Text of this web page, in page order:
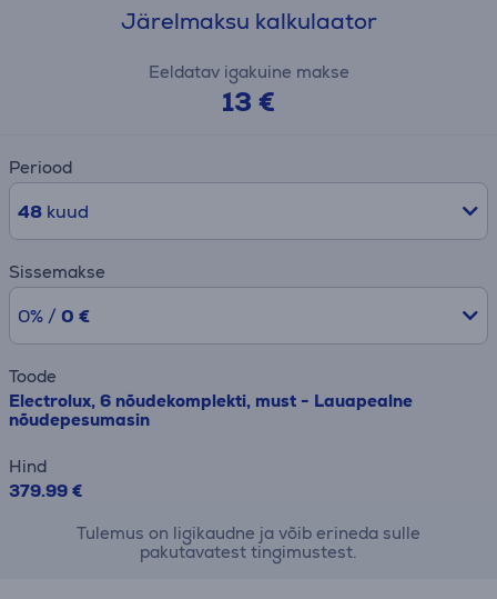
Järelmaksu kalkulaator
Eeldatav igakuine makse
13 €
Periood
48kuud
Sissemakse
0% / 0 €
Toode
Electrolux, 6 nõudekomplekti, must - Lauapealne
nõudepesumasin
Hind
379.99 €
Tulemus on ligikaudne ja võib erineda sulle
pakutavatest tingimustest.